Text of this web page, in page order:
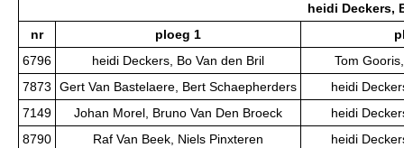
heidi Deckers,
nr
ploeg 1
6796
heidi Deckers, Bo Van den Bril
Tom
7873
Gert Van Bastelaere, Bert Schaepherders
heidi
7149
Johan Morel, Bruno Van Den Broeck
heidi
8790
Raf Van Beek, Niels Pinxteren
heidi